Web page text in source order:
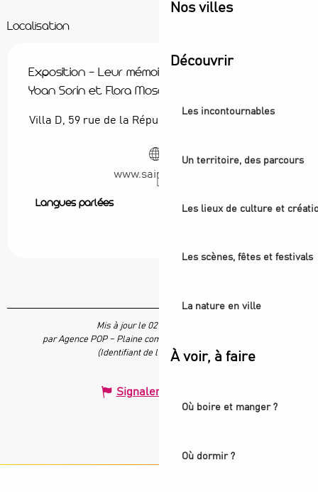
Nos villes
Découvrir
Les incontournables
Un territoire, des parcours
Les lieux de culture et
Les scènes, fêtes et festivals
La nature en ville
À voir, à faire
Où boire et manger ?
Où dormir ?
Localisation
Exposition - Leur mémoire a des rumeurs -
Yoan Sorin et Flora Moscovici
Villa D, 59 rue de la République, 93200 Saint-Denis
www.saintdenis.fr
Langues parlées
Langues parlées
Mis à jour le 02 juin 2026 à 17:31
par Agence POP – Plaine commune vous Ouvre ses Portes
(Identifiant de l'offre :7855073)
Signaler une erreur